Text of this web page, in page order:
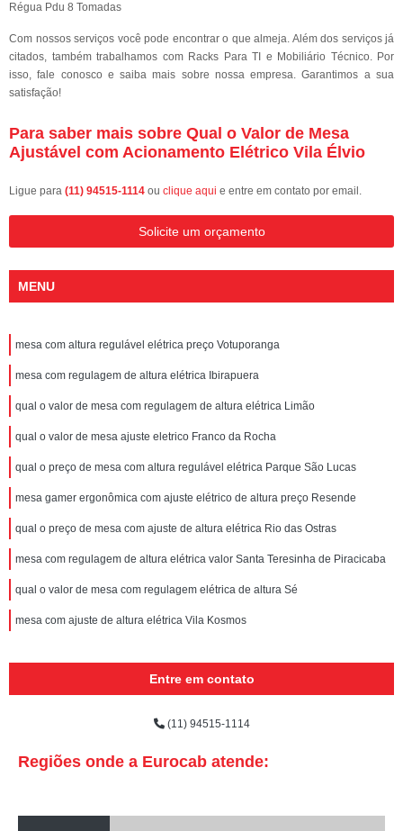
Régua Pdu 8 Tomadas
Com nossos serviços você pode encontrar o que almeja. Além dos serviços já
citados, também trabalhamos com Racks Para TI e Mobiliário Técnico. Por
isso, fale conosco e saiba mais sobre nossa empresa. Garantimos a sua
satisfação!
Para saber mais sobre Qual o Valor de Mesa
Ajustável com Acionamento Elétrico Vila Élvio
Ligue para (11) 94515-1114 ou clique aqui e entre em contato por email.
Solicite um orçamento
MENU
mesa com altura regulável elétrica preço Votuporanga
mesa com regulagem de altura elétrica Ibirapuera
qual o valor de mesa com regulagem de altura elétrica Limão
qual o valor de mesa ajuste eletrico Franco da Rocha
qual o preço de mesa com altura regulável elétrica Parque São Lucas
mesa gamer ergonômica com ajuste elétrico de altura preço Resende
qual o preço de mesa com ajuste de altura elétrica Rio das Ostras
mesa com regulagem de altura elétrica valor Santa Teresinha de Piracicaba
qual o valor de mesa com regulagem elétrica de altura Sé
mesa com ajuste de altura elétrica Vila Kosmos
Entre em contato
(11) 94515-1114
Regiões onde a Eurocab atende: